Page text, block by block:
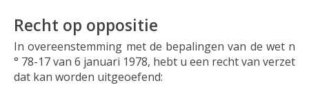
Recht op oppositie
In overeenstemming met de bepalingen van de wet n
° 78-17 van 6 januari 1978, hebt u een recht van verzet
dat kan worden uitgeoefend: